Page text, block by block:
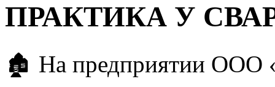
ПРАКТИКА У
🏚 На предприятии ООО